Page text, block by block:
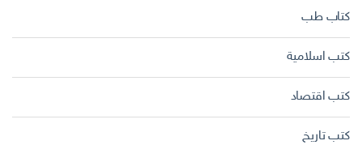
كتاب طب
كتب اسلامية
كتب اقتصاد
كتب تاريخ